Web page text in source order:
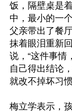
饭，隔壁桌是
中，最小的一
父亲带出了餐
抹着眼泪重新
说，“这件事情
自己得出结论
就改不掉坏习
梅立学表示，